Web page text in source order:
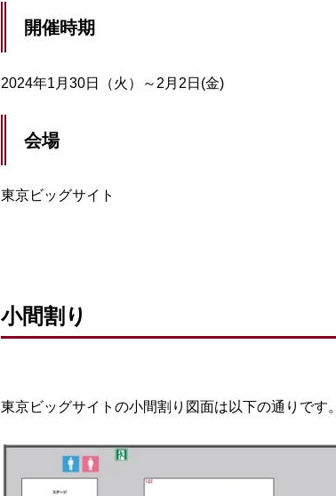
開催時期
2024年1月30日（火）～2月2日(金)
会場
東京ビッグサイト
小間割り
東京ビッグサイトの小間割り図面は以下の通りです。